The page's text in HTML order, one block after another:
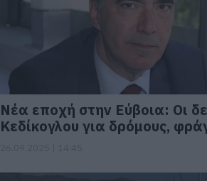
Νέα εποχή στην Εύβοια: Οι
Κεδίκογλου για δρόμους,